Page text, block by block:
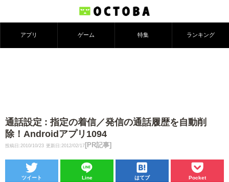
アプリ ゲーム 特集 ランキング
通話設定 : 指定の着信／発信の通話履歴を自動削
除！Androidアプリ1094
投稿日:2010/10/23 更新日:2012/02/17 [PR記事]
ツイート Line はてブ Pocket